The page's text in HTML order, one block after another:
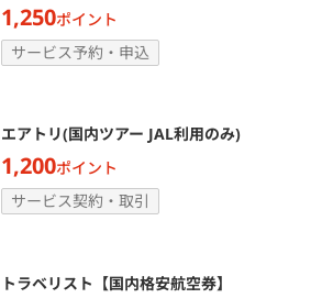
1,250ポイント
サービス予約・申込
エアトリ(国内ツアー JAL利用のみ)
1,200ポイント
サービス契約・取引
トラベリスト【国内格安航空券】